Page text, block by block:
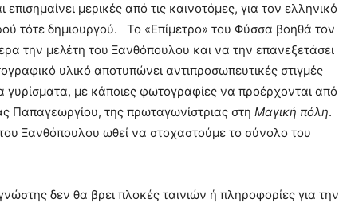
επισημαίνει μερικές από τις καινοτόμες, για τον ελληνικό
τότε δημιουργού. Το «Επίμετρο» του Φύσσα βοηθά τον
την μελέτη του Ξανθόπουλου και να την επανεξετάσει
υλικό αποτυπώνει αντιπροσωπευτικές στιγμές
γυρίσματα, με κάποιες φωτογραφίες να προέρχονται από
Παπαγεωργίου, της πρωταγωνίστριας στη Μαγική πόλη.
Ξανθόπουλου ωθεί να στοχαστούμε το σύνολο του
δεν θα βρει πλοκές ταινιών ή πληροφορίες για την